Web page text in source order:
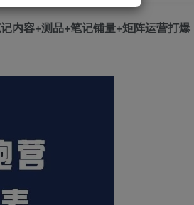
内容+测品+笔记铺量+矩阵运营打爆